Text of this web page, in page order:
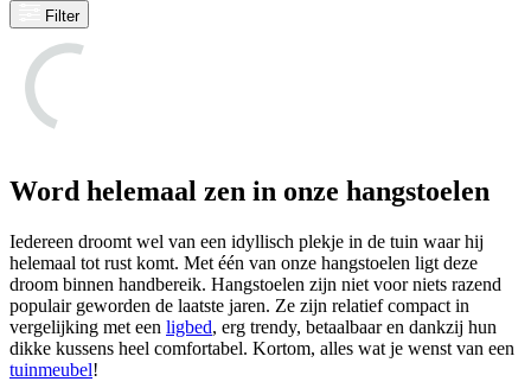
Filter
Word helemaal zen in onze hangstoelen
Iedereen droomt wel van een idyllisch plekje in de tuin waar hij
helemaal tot rust komt. Met één van onze hangstoelen ligt deze
droom binnen handbereik. Hangstoelen zijn niet voor niets razend
populair geworden de laatste jaren. Ze zijn relatief compact in
vergelijking met een ligbed, erg trendy, betaalbaar en dankzij hun
dikke kussens heel comfortabel. Kortom, alles wat je wenst van een
tuinmeubel!